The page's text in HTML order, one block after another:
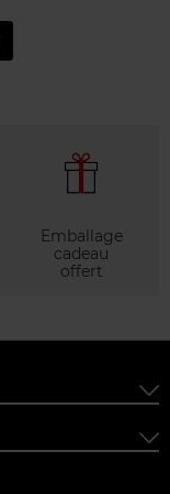
Emballage
cadeau
offert